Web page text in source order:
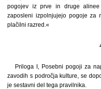
pogojev iz prve in druge
zaposleni izpolnjujejo pogoje za
plačilni razred.«
Priloga I, Posebni pogoji za
zavodih s področja kulture, se
je sestavni del tega pravilnika.